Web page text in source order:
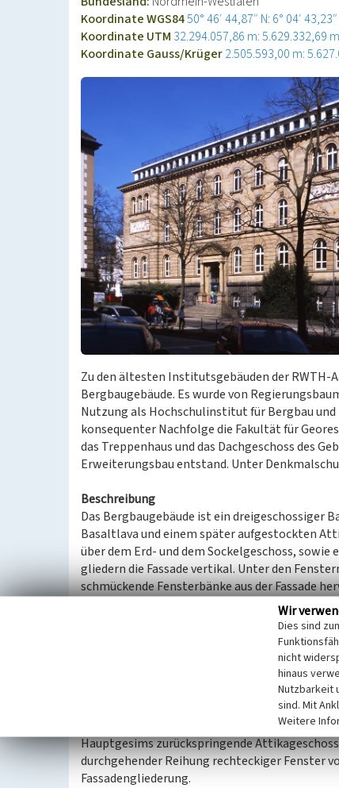
Koordinate WGS8450° 46′ 44,87″ N: 6° 04′
Koordinate UTM 32.294.057,86 m: 5.629.332,69 m
Koordinate Gauss/Krüger2.505.593,00 m:
Zu den ältesten Institutsgebäuden der RWTH-
Bergbaugebäude. Es wurde von
Nutzung als Hochschulinstitut für Bergbau
konsequenter Nachfolge die Fakultät für
das Treppenhaus und das Dachgeschoss des
Erweiterungsbau entstand. Unter
Beschreibung
Das Bergbaugebäude ist ein dreigeschossiger
Basaltlava und einem später aufgestockten
über dem Erd- und dem Sockelgeschoss,
gliedern die Fassade vertikal. Unter den
schmückende Fensterbänke aus der Fassade
ausgeführt, die in den Obergeschossen nur
werden die Fenster zusätzlich durch als
Horizontal wird die Fassade zur Straße durch
Erdgeschoss zweiachsig sind, im 1.
präsentieren und im 2. Obergeschoss drei
Erdgeschoss eine Ädikula auf, welche in
Im Zweiten Weltkrieg wurde das frühere
Hauptgesims zurückspringende
durchgehender Reihung rechteckiger Fenster
Fassadengliederung.
Wir
Dies sind
nicht
hinaus
Nutzbarkeit
sind. Mit
Weitere